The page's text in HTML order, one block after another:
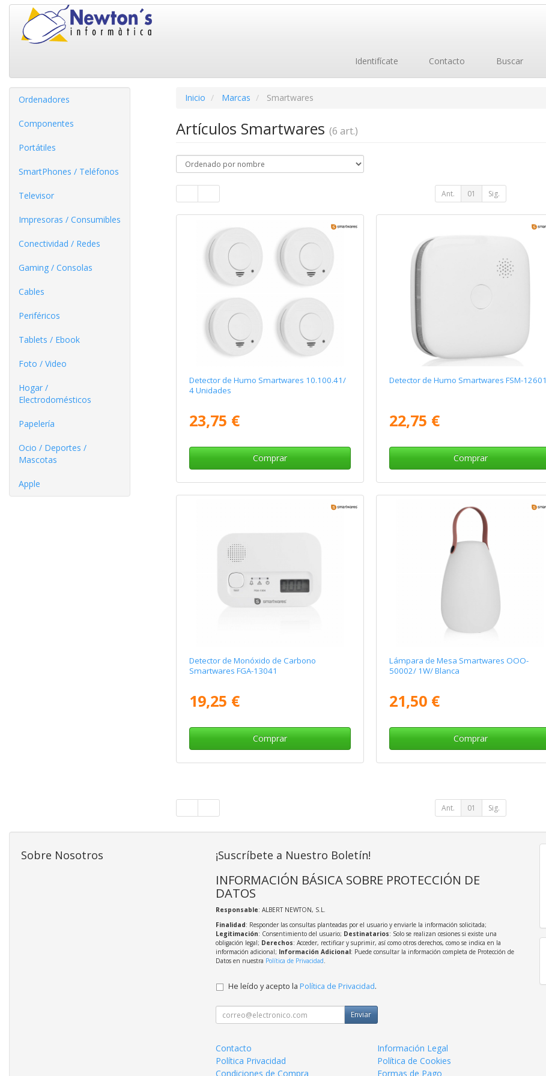
Identifícate Contacto Buscar
Ordenadores
Componentes
Portátiles
SmartPhones / Teléfonos
Televisor
Impresoras / Consumibles
Conectividad / Redes
Gaming / Consolas
Cables
Periféricos
Tablets / Ebook
Foto / Video
Hogar /
Electrodomésticos
Papelería
Ocio / Deportes /
Mascotas
Apple
Inicio Marcas Smartwares
Artículos Smartwares (6 art.)
Ant. 01 Sig.
Detector de Humo Smartwares 10.100.41/
4 Unidades
23,75 €
Comprar
Detector de Humo Smartwares FSM-12601
22,75 €
Comprar
Detector de Monóxido de Carbono
Smartwares FGA-13041
19,25 €
Comprar
Lámpara de Mesa Smartwares OOO-
50002/ 1W/ Blanca
21,50 €
Comprar
Ant. 01 Sig.
Sobre Nosotros ¡Suscríbete a Nuestro Boletín!
INFORMACIÓN BÁSICA SOBRE PROTECCIÓN DE
DATOS
Responsable: ALBERT NEWTON, S.L.
Finalidad: Responder las consultas planteadas por el usuario y enviarle la información solicitada;
Legitimación: Consentimiento del usuario; Destinatarios: Solo se realizan cesiones si existe una
obligación legal; Derechos: Acceder, rectificar y suprimir, así como otros derechos, como se indica en la
información adicional; Información Adicional: Puede consultar la información completa de Protección de
Datos en nuestra Política de Privacidad.
He leído y acepto la Política de Privacidad.
Enviar
Contacto
Información Legal
Política Privacidad
Política de Cookies
Condiciones de Compra
Formas de Pago